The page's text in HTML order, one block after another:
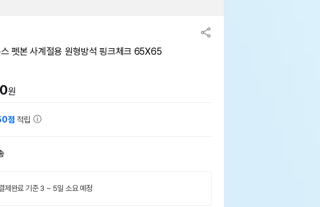
펫본 사계절용 원형방석 핑크체크 65X65
원
점 적립
제완료 기준 3 ~ 5일 소요 예정